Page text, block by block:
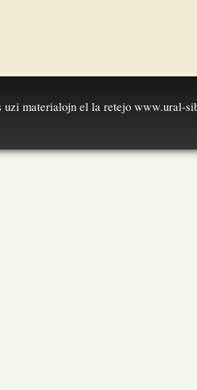
uzi materialojn el la retejo www.ural-